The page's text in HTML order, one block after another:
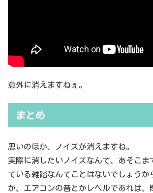
意外に消えますねぇ。
まとめ
思いのほか、ノイズが消えますね。
実際に消したいノイズなんて、あそこま
ている雑踏なんてことはないでしょうか
か、エアコンの音とかレベルであれば、